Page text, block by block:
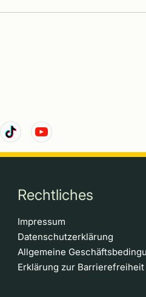
Rechtliches
Impressum
Datenschutzerklärung
Allgemeine
Erklärung zur Barrierefreiheit